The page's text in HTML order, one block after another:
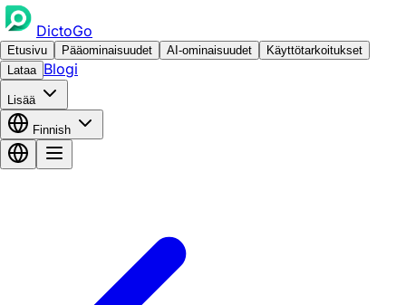
DictoGo
Etusivu Pääominaisuudet AI-ominaisuudet
Käyttötarkoitukset
Lataa Blogi
Lisää
Finnish